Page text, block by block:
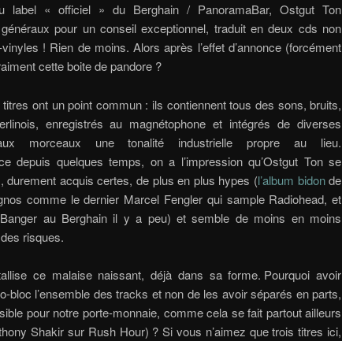
label « officiel » du Berghain / PanoramaBar, Ostgut Ton
pour un conseil exceptionnel, traduit en deux cds non
! Rien de moins. Alors après l’effet d’annonce (forcément
cette boite de pandore ?
ont un point commun : ils contiennent tous des sons, bruits,
enregistrés au magnétophone et intégrés de diverses
morceaux une tonalité industrielle propre au lieu.
depuis quelques temps, on a l’impression qu’Ostgut Ton se
durement acquis certes, de plus en plus hypes (l’album bidonde
comme le dernier Marcel Fengler qui sample Radiohead, et
au Berghain il y a peu) et semble de moins en moins
risques.
ce malaise naissant, déjà dans sa forme. Pourquoi avoir
bloc l’ensemble des tracks et non de les avoir séparés en parts,
pour notre porte-monnaie, comme cela se fait partout ailleurs
Shakir sur Rush Hour) ? Si vous n’aimez que trois titres ici,